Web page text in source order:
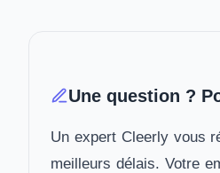
Une question ?
Un expert Cleerly vous
meilleurs délais. Votre